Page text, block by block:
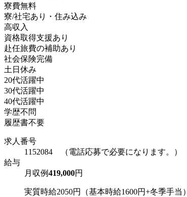
寮費無料
寮/社宅あり・住み込み
高収入
資格取得支援あり
赴任旅費の補助あり
社会保険完備
土日休み
20代活躍中
30代活躍中
40代活躍中
学歴不問
履歴書不要
求人番号
1152084 （電話応募で必要になります。）
給与
月収例419,000円
実質時給2050円（基本時給1600円+冬季手当）